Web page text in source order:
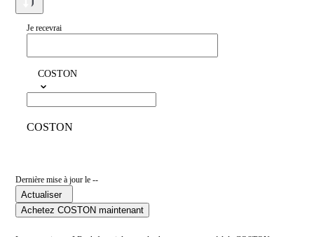
Je recevrai
COSTON
COSTON
Dernière mise à jour le --
Actualiser
Achetez COSTON maintenant